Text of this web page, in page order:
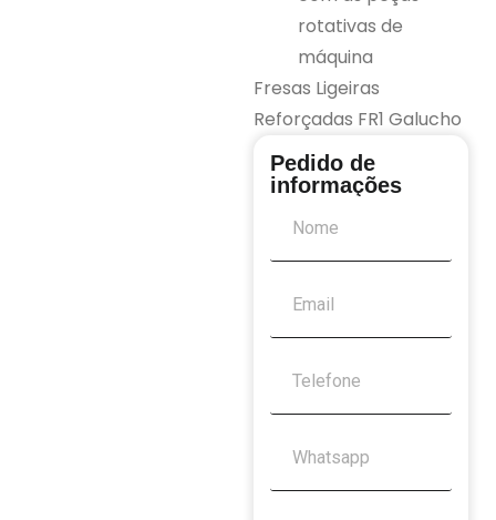
rotativas de
máquina
Fresas Ligeiras
Reforçadas FR1 Galucho
Pedido de
informações